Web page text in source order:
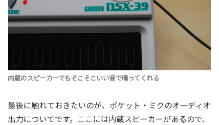
内蔵のスピーカーでもそこそこいい音で鳴ってくれる
最後に触れておきたいのが、ポケット・ミクのオーディオ
出力についてです。ここには内蔵スピーカーがあるので、